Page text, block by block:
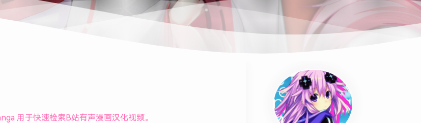
用于快速检索B站有声漫画汉化视频。